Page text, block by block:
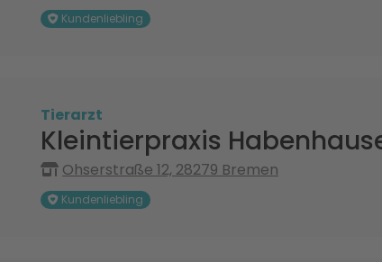
Kundenliebling
Tierarzt
Kleintierpraxis
Ohserstraße 12, 28279 Bremen
Kundenliebling